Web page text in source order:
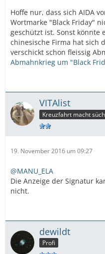
Hoffe nur, dass sich AIDA
Wortmarke "Black Friday"
geschützt ist. Sonst könnte
chinesische Firma hat sich
verschickt schon fleissig
Abmahnkrieg um "Black
VITAlist
Kreuzfahrt macht
19. November 2016 um 09:27
@MANU_ELA
Die Anzeige der Signatur
nicht.
dewildt
Profi